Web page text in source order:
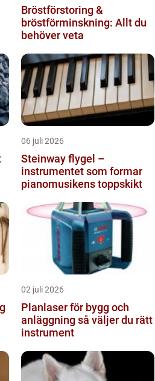
Bröstförstoring &
bröstförminskning: Allt du
behöver veta
06 juli 2026
Steinway flygel –
instrumentet som formar
pianomusikens toppskikt
02 juli 2026
Planlaser för bygg och
anläggning så väljer du rätt
instrument